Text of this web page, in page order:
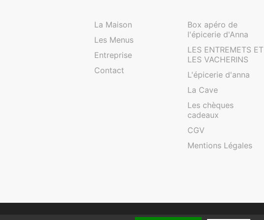
La Maison
Les Menus
Entreprise
Contact
Box apéro de
l'épicerie d'Anna
LES ENTREMETS ET
LES VACHERINS
L'épicerie d'anna
La Cave
Les chèques
cadeaux
CGV
Mentions Légales